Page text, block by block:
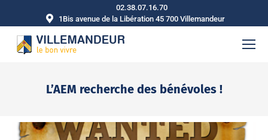
02.38.07.16.70
1Bis avenue de la Libération 45 700 Villemandeur
L’AEM recherche des bénévoles !